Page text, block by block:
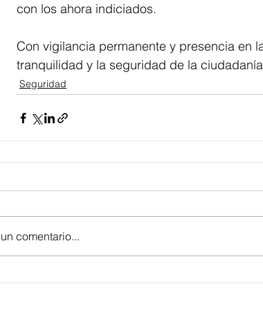
con los ahora indiciados.
Con vigilancia permanente y presencia en
tranquilidad y la seguridad de la
Seguridad
comentario...